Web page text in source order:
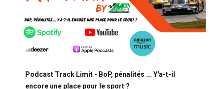
Podcast Track Limit - BoP, pénalités ... Y'a-t-il
encore une place pour le sport ?